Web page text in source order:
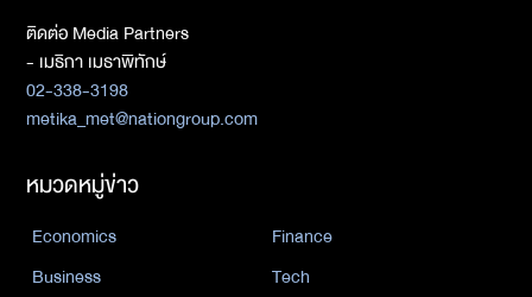
ติดต่อ Media Partners
- เมธิกา เมธาพิทักษ์
02-338-3198
metika_met@nationgroup.com
หมวดหมู่ข่าว
Economics
Finance
Business
Tech